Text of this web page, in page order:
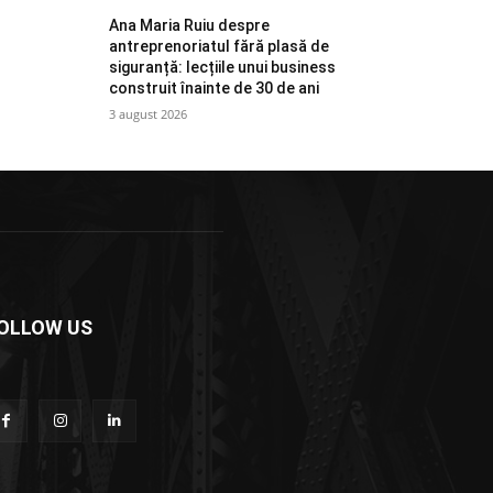
Ana Maria Ruiu despre
antreprenoriatul fără plasă de
siguranță: lecțiile unui business
construit înainte de 30 de ani
3 august 2026
US